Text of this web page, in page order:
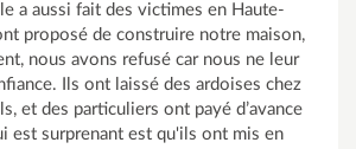
a aussi fait des victimes en Haute-
proposé de construire notre maison,
nous avons refusé car nous ne leur
Ils ont laissé des ardoises chez
et des particuliers ont payé d’avance
est surprenant est qu'ils ont mis en